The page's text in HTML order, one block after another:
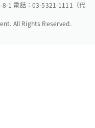
8-1 電話：03-5321-1111（代
All Rights Reserved.